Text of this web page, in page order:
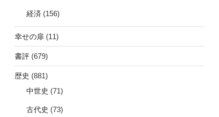
経済 (156)
幸せの扉 (11)
書評 (679)
歴史 (881)
中世史 (71)
古代史 (73)